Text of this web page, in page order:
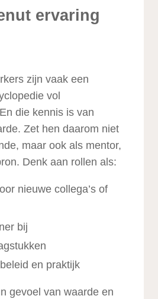
ervaring
zijn vaak een
vol
die kennis is van
Zet hen daarom niet
maar ook als mentor,
Denk aan rollen als:
nieuwe collega’s of
bij
en praktijk
gevoel van waarde en